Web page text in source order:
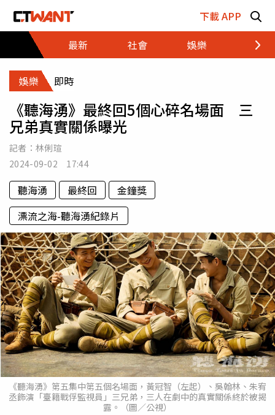
下載 APP
最新
社會 娛樂 財經
娛樂 即時
《聽海湧》最終回5個心碎名場面 三
兄弟真實關係曝光
記者： 林俐瑄
2024-09-02 17:44
聽海湧 最終回
金鐘獎
漂流之海-聽海湧紀錄片
《聽海湧》第五集中第五個名場面，黃冠智（左起）、吳翰林、朱宥
丞飾演「臺籍戰俘監視員」三兄弟，三人在劇中的真實關係終於被揭
露。（圖／公視）